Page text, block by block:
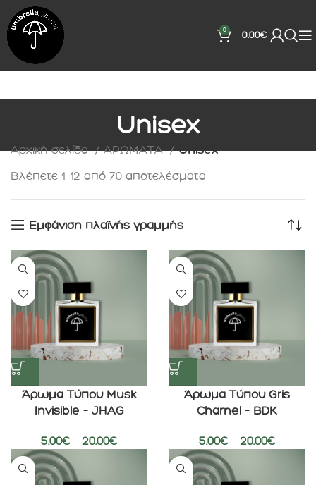
0 0.00€
Unisex
Αρχική σελίδα ΑΡΩΜΑΤΑ
Unisex
Βλέπετε 1–12 από 70 αποτελέσματα
Εμφάνιση πλαϊνής γραμμής
Άρωμα Τύπου Musk
Invisible – JHAG
5.00€ – 20.00€
Άρωμα Τύπου Gris
Charnel – BDK
5.00€ – 20.00€